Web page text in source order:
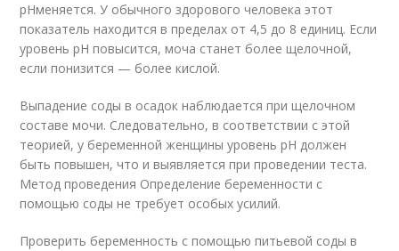
pHменяется. У обычного здорового человека этот
показатель находится в пределах от 4,5 до 8 единиц. Если
уровень pH повысится, моча станет более щелочной,
если понизится — более кислой.
Выпадение соды в осадок наблюдается при щелочном
составе мочи. Следовательно, в соответствии с этой
теорией, у беременной женщины уровень pH должен
быть повышен, что и выявляется при проведении теста.
Метод проведения Определение беременности с
помощью соды не требует особых усилий.
Проверить беременность с помощью питьевой соды в